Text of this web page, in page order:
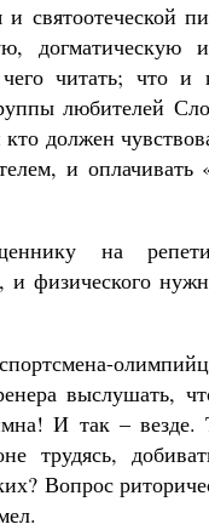
читать; что и
любителей
должен
и оплачивать
на
и физического
выслушать,
И так –
Вопрос